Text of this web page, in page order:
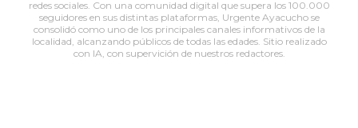
redes sociales. Con una comunidad digital que supera los 100.000
seguidores en sus distintas plataformas, Urgente Ayacucho se
consolidó como uno de los principales canales informativos de la
localidad, alcanzando públicos de todas las edades. Sitio realizado
con IA, con supervición de nuestros redactores.